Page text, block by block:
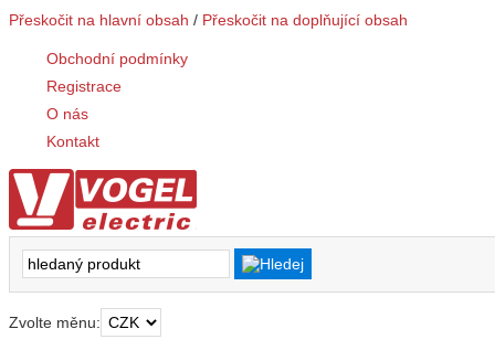
Přeskočit na hlavní obsah / Přeskočit na doplňující obsah
Obchodní podmínky
Registrace
O nás
Kontakt
Zvolte měnu: